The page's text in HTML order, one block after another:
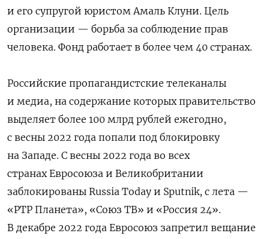
и его супругой юристом Амаль Клуни. Цель
организации — борьба за соблюдение прав
человека. Фонд работает в более чем 40 странах.
Российские пропагандистские телеканалы
и медиа, на содержание которых правительство
выделяет более 100 млрд рублей ежегодно,
с весны 2022 года попали под блокировку
на Западе. С весны 2022 года во всех
странахЕвросоюза и Великобритании
заблокированы Russia Today и Sputnik, с лета —
«РТР Планета», «Союз ТВ» и «Россия 24».
В декабре 2022 года Евросоюз запретил вещание